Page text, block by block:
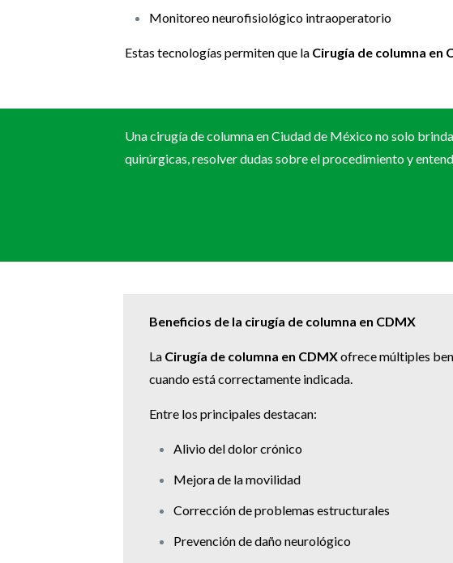
Monitoreo neurofisiológico intraoperatorio
Estas tecnologías permiten que la Cirugía de columna en
Una cirugía de columna en Ciudad de México no solo
quirúrgicas, resolver dudas sobre el procedimiento y
Beneficios de la cirugía de columna en CDMX
La Cirugía de columna en CDMXofrece múltiples
cuando está correctamente indicada.
Entre los principales destacan:
Alivio del dolor crónico
Mejora de la movilidad
Corrección de problemas estructurales
Prevención de daño neurológico